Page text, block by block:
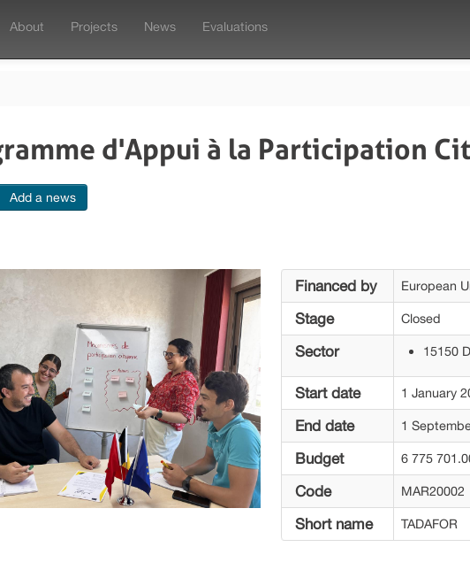
About Projects News Evaluations
d'Appui à la Participation
Add a news
Financed by European
Stage Closed
Sector 15150
Start date 1 January
End date 1
Budget 6 775
Code MAR20002
Short name TADAFOR